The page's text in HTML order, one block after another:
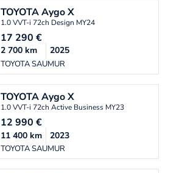
TOYOTAAygo X
1.0 VVT-i 72ch Design MY24
17 290€
TOYOTA SAUMUR
2 700km 2025
TOYOTAAygo X
1.0 VVT-i 72ch Active Business MY23
12 990€
TOYOTA SAUMUR
11 400km 2023